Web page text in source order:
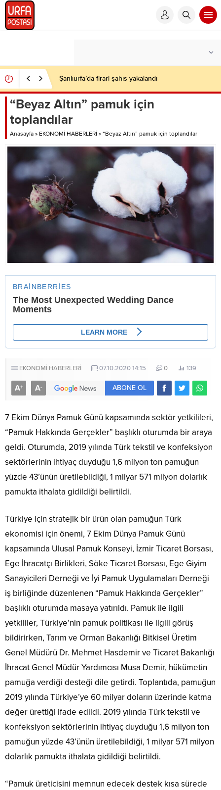
Şanlıurfa’da firari şahıs yakalandı
“Beyaz Altın” pamuk için
toplandılar
Anasayfa » EKONOMİ HABERLERİ » “Beyaz Altın” pamuk için toplandılar
EKONOMİ HABERLERİ 07.10.2020 14:15 0 139
A+ A- ABONE OL
7 Ekim Dünya Pamuk Günü kapsamında sektör yetkilileri,
“Pamuk Hakkında Gerçekler” başlıklı oturumda bir araya
geldi. Oturumda, 2019 yılında Türk tekstil ve konfeksiyon
sektörlerinin ihtiyaç duyduğu 1,6 milyon ton pamuğun
yüzde 43’ünün üretilebildiği, 1 milyar 571 milyon dolarlık
pamukta ithalata gidildiği belirtildi.
Türkiye için stratejik bir ürün olan pamuğun Türk
ekonomisi için önemi, 7 Ekim Dünya Pamuk Günü
kapsamında Ulusal Pamuk Konseyi, İzmir Ticaret Borsası,
Ege İhracatçı Birlikleri, Söke Ticaret Borsası, Ege Giyim
Sanayicileri Derneği ve İyi Pamuk Uygulamaları Derneği
iş birliğinde düzenlenen “Pamuk Hakkında Gerçekler”
başlıklı oturumda masaya yatırıldı. Pamuk ile ilgili
yetkililer, Türkiye’nin pamuk politikası ile ilgili görüş
bildirirken, Tarım ve Orman Bakanlığı Bitkisel Üretim
Genel Müdürü Dr. Mehmet Hasdemir ve Ticaret Bakanlığı
İhracat Genel Müdür Yardımcısı Musa Demir, hükümetin
pamuğa verdiği desteği dile getirdi. Toplantıda, pamuğun
2019 yılında Türkiye’ye 60 milyar doların üzerinde katma
değer ürettiği ifade edildi. 2019 yılında Türk tekstil ve
konfeksiyon sektörlerinin ihtiyaç duyduğu 1,6 milyon ton
pamuğun yüzde 43’ünün üretilebildiği, 1 milyar 571 milyon
dolarlık pamukta ithalata gidildiği belirtildi.
“Pamuk üreticisini memnun edecek destek kısa sürede